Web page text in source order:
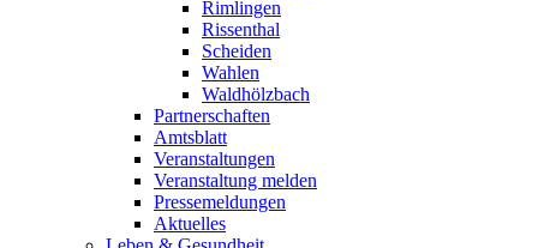
Rimlingen
Rissenthal
Scheiden
Wahlen
Waldhölzbach
Partnerschaften
Amtsblatt
Veranstaltungen
Veranstaltung melden
Pressemeldungen
Aktuelles